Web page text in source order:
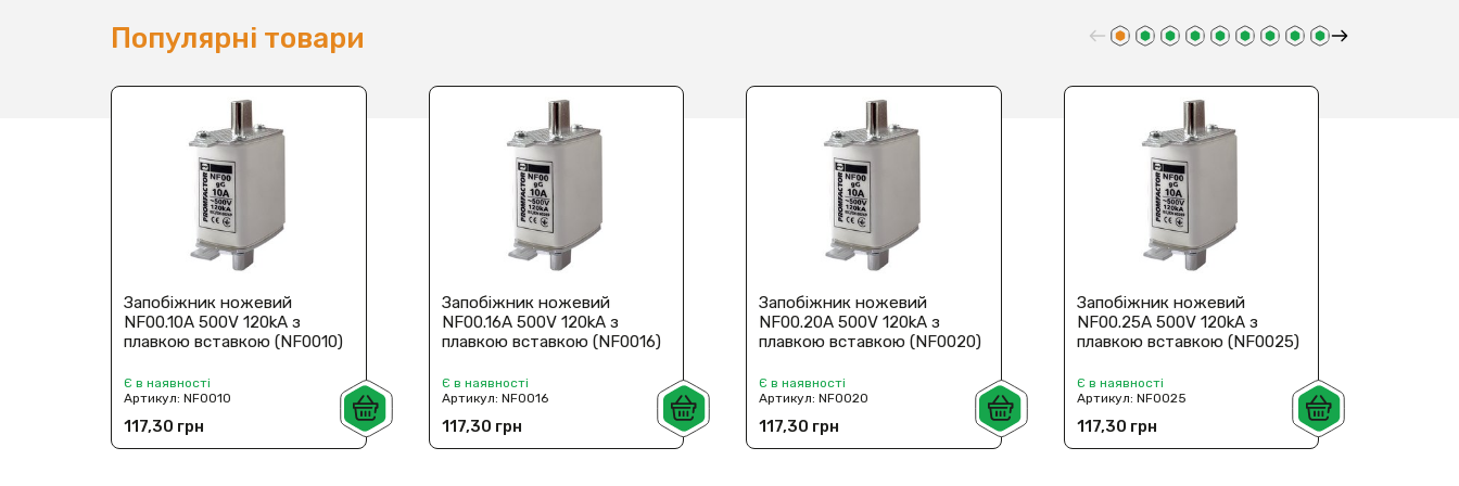
Популярні товари
Запобіжник ножевий
NF00.10A 500V 120kA з
плавкою вставкою (NF0010)
Є в наявності
Артикул:NF0010
117,30 грн
Запобіжник ножевий
NF00.16A 500V 120kA з
плавкою вставкою (NF0016)
Є в наявності
Артикул: NF0016
117,30 грн
Запобіжник ножевий
NF00.20A 500V 120kA з
плавкою вставкою (NF0020)
Є в наявності
Артикул:NF0020
117,30 грн
Запобіжник ножевий
NF00.25A 500V 120kA з
плавкою вставкою (NF0025)
Є в наявності
Артикул: NF0025
117,30 грн